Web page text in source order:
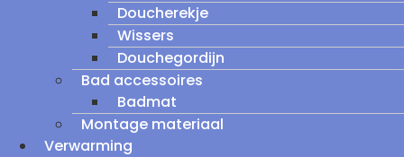
Doucherekje
Wissers
Douchegordijn
Bad accessoires
Badmat
Montage materiaal
Verwarming